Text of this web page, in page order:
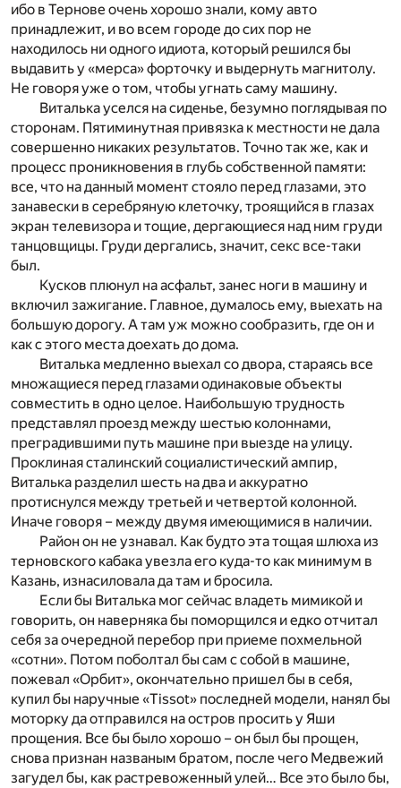
ибо в Тернове очень хорошо знали, кому авто
принадлежит, и во всем городе до сих пор не
находилось ни одного идиота, который решился бы
выдавить у «мерса» форточку и выдернуть магнитолу.
Не говоря уже о том, чтобы угнать саму машину.
Виталька уселся на сиденье, безумно поглядывая по
сторонам. Пятиминутная привязка к местности не дала
совершенно никаких результатов. Точно так же, как и
процесс проникновения в глубь собственной памяти:
все, что на данный момент стояло перед глазами, это
занавески в серебряную клеточку, троящийся в глазах
экран телевизора и тощие, дергающиеся над ним груди
танцовщицы. Груди дергались, значит, секс все-таки
был.
Кусков плюнул на асфальт, занес ноги в машину и
включил зажигание. Главное, думалось ему, выехать на
большую дорогу. А там уж можно сообразить, где он и
как с этого места доехать до дома.
Виталька медленно выехал со двора, стараясь все
множащиеся перед глазами одинаковые объекты
совместить в одно целое. Наибольшую трудность
представлял проезд между шестью колоннами,
преградившими путь машине при выезде на улицу.
Проклиная сталинский социалистический ампир,
Виталька разделил шесть на два и аккуратно
протиснулся между третьей и четвертой колонной.
Иначе говоря – между двумя имеющимися в наличии.
Район он не узнавал. Как будто эта тощая шлюха из
терновского кабака увезла его куда-то как минимум в
Казань, изнасиловала да там и бросила.
Если бы Виталька мог сейчас владеть мимикой и
говорить, он наверняка бы поморщился и едко отчитал
себя за очередной перебор при приеме похмельной
«сотни». Потом поболтал бы сам с собой в машине,
пожевал «Орбит», окончательно пришел бы в себя,
купил бы наручные «Tissot» последней модели, нанял бы
моторку да отправился на остров просить у Яши
прощения. Все бы было хорошо – он был бы прощен,
снова признан названым братом, после чего Медвежий
загудел бы, как растревоженный улей… Все это было бы,